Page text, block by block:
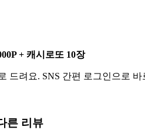
+ 캐시로또 10장
드려요. SNS 간편 로그인으로
른 리뷰